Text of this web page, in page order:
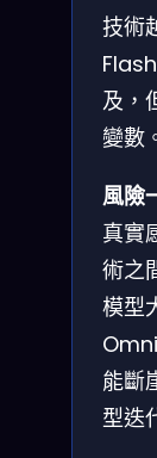
技術
及，
變數
風險
真實
術之
模型
能斷
型迭